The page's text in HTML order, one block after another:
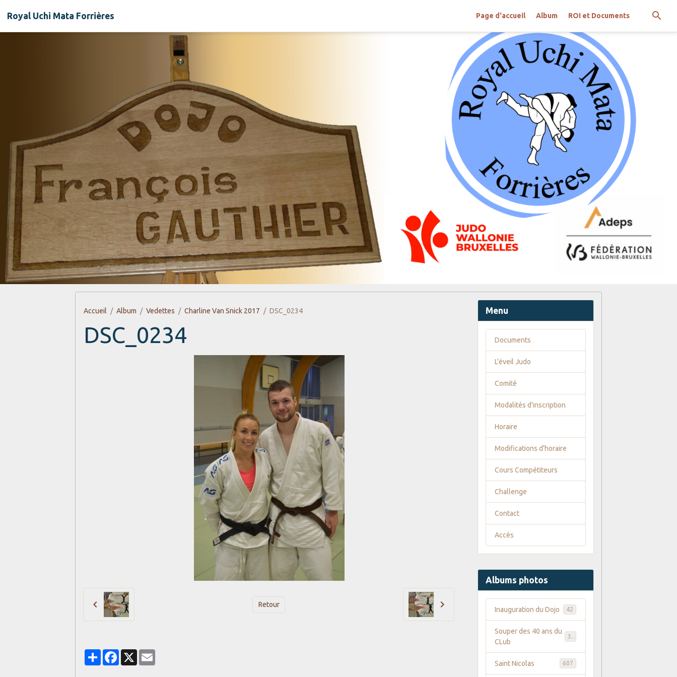
Royal Uchi Mata Forrières Page d'accueil Album ROI et Documents
Accueil Album Vedettes Charline Van Snick 2017 DSC_0234
DSC_0234
Retour
PartagerFacebook
X
Menu
Documents
L'éveil Judo
Comité
Modalités d'inscription
Horaire
Modifications d'horaire
Cours Compétiteurs
Challenge
Contact
Accès
Albums photos
Inauguration du Dojo 42
Souper des 40 ans du
CLub
Saint Nicolas 607